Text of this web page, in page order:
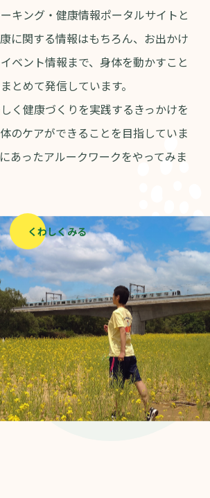
キング・健康情報ポータルサイトと
に関する情報はもちろん、お出かけ
ベント情報まで、身体を動かすこと
とめて発信しています。
く健康づくりを実践するきっかけを
のケアができることを目指していま
あったアルークワークをやってみま
くわしくみる